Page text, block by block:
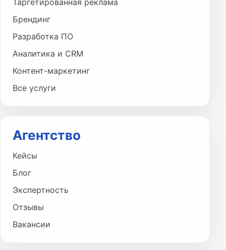
Таргетированная реклама
Брендинг
Разработка ПО
Аналитика и CRM
Контент-маркетинг
Все услуги
Агентство
Кейсы
Блог
Экспертность
Отзывы
Вакансии